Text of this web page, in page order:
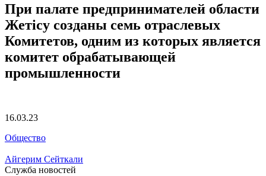
При палате предпринимателей области
Жетісу созданы семь отраслевых
Комитетов, одним из которых является
комитет обрабатывающей
промышленности
16.03.23
Общество
Айгерим Сейткали
Служба новостей